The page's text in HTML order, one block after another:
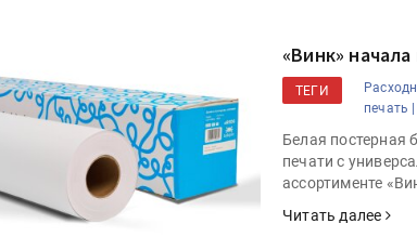
«Винк»
ТЕГИ
печать |
Белая постерная
печати с
ассортименте
Читать далее